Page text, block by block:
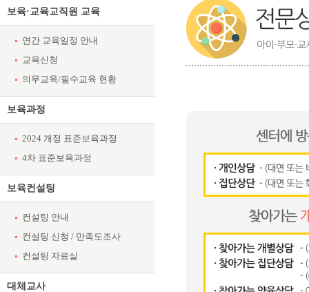
보육·교육교직원 교육
연간 교육일정 안내
교육신청
의무교육/필수교육 현황
보육과정
2024 개정 표준보육과정
4차 표준보육과정
보육컨설팅
컨설팅 안내
컨설팅 신청 / 만족도조사
컨설팅 자료실
대체교사